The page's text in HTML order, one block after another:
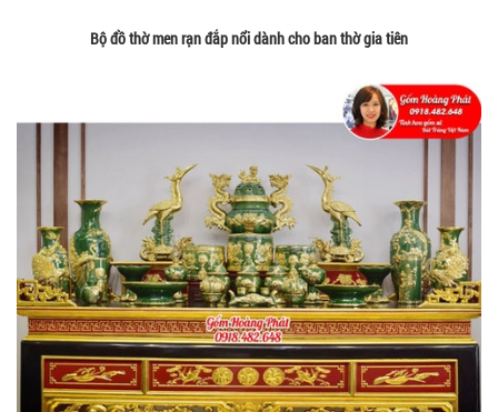
Bộ đồ thờ men rạn đắp nổi dành cho ban thờ gia tiên